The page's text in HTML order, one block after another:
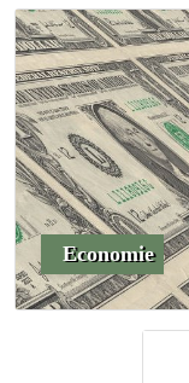
Economie